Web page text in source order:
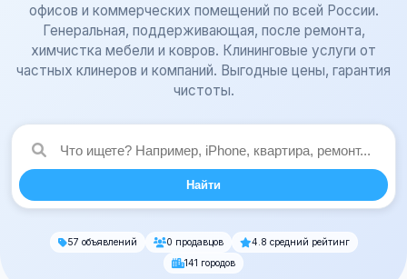
офисов и коммерческих помещений по всей России.
Генеральная, поддерживающая, после ремонта,
химчистка мебели и ковров. Клининговые услуги от
частных клинеров и компаний. Выгодные цены, гарантия
чистоты.
Найти
57 объявлений 0 продавцов
4.8 средний рейтинг
141 городов